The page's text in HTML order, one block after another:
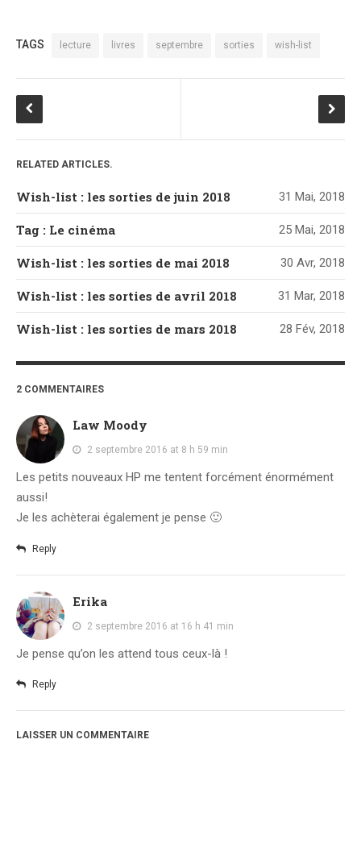
TAGS lecture livres septembre sorties wish-list
RELATED ARTICLES.
Wish-list : les sorties de juin 2018 31 Mai, 2018
Tag : Le cinéma 25 Mai, 2018
Wish-list : les sorties de mai 2018 30 Avr, 2018
Wish-list : les sorties de avril 2018 31 Mar, 2018
Wish-list : les sorties de mars 2018 28 Fév, 2018
2 COMMENTAIRES
Law Moody
2 septembre 2016 at 8 h 59 min
Les petits nouveaux HP me tentent forcément énormément
aussi!
Je les achèterai également je pense 🙂
Reply
Erika
2 septembre 2016 at 16 h 41 min
Je pense qu’on les attend tous ceux-là !
Reply
LAISSER UN COMMENTAIRE